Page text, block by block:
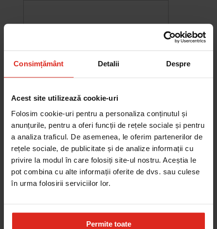
Consimțământ Detalii Despre
Acest site utilizează cookie-uri
Folosim cookie-uri pentru a personaliza conținutul și
anunțurile, pentru a oferi funcții de rețele sociale și pentru
a analiza traficul. De asemenea, le oferim partenerilor de
rețele sociale, de publicitate și de analize informații cu
privire la modul în care folosiți site-ul nostru. Aceștia le
pot combina cu alte informații oferite de dvs. sau culese
în urma folosirii serviciilor lor.
Permite toate
-10%
Chiuveta Maris MRG 610-60
was 2.576,33 RON Pret special 2.318,70 RON